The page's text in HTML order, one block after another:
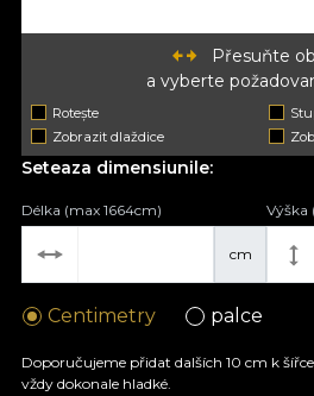
Přesuňte
a vyberte
Rotește
Zobrazit dlaždice
Seteaza dimensiunile:
cm
Délka (max 1664cm) Výška
Centimetry palce
Doporučujeme přidat dalších 10 cm k
vždy dokonale hladké.